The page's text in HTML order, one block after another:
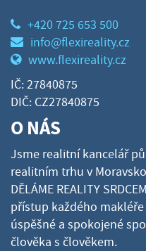
+420 725 653 500
info@flexireality.cz
www.flexireality.cz
IČ: 27840875
DIČ: CZ27840875
O NÁS
Jsme realitní kancelář
realitním trhu v
DĚLÁME REALITY
přístup každého
úspěšné a spokojené
člověka s člověkem.